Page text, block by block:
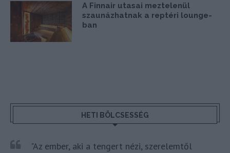
A Finnair utasai meztelenül
szaunázhatnak a reptéri lounge-
ban
HETI BÖLCSESSÉG
"Az ember, aki a tengert nézi, szerelemtől